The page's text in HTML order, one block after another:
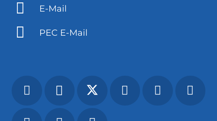
E-Mail
PEC E-Mail